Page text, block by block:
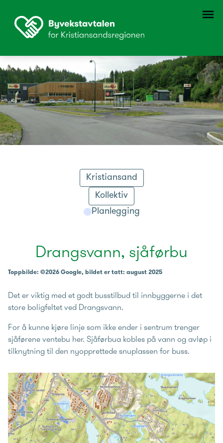
Kristiansand
Kollektiv
Planlegging
Drangsvann, sjåførbu
Toppbilde: ©2026 Google, bildet er tatt: august 2025
Det er viktig med et godt busstilbud til innbyggerne i det
store boligfeltet ved Drangsvann.
For å kunne kjøre linje som ikke ender i sentrum trenger
sjåførene ventebu her. Sjåførbua kobles på vann og avløp i
tilknytning til den nyopprettede snuplassen for buss.